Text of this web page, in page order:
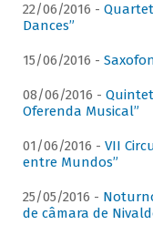
22/06/2016 -
Dances”
15/06/2016 -
08/06/2016 -
Oferenda Musical”
01/06/2016 - VII
entre Mundos”
25/05/2016 -
de câmara de